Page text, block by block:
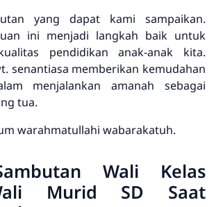
yang dapat kami sampaikan.
ini menjadi langkah baik untuk
pendidikan anak-anak kita.
senantiasa memberikan kemudahan
menjalankan amanah sebagai
tua.
warahmatullahi wabarakatuh.
Wali Kelas
Murid SD Saat